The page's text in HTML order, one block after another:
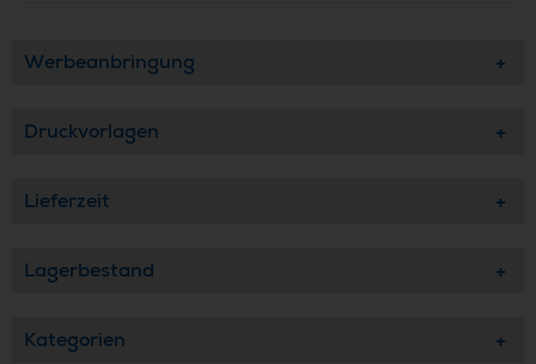
Werbeanbringung
Druckvorlagen
Lieferzeit
Lagerbestand
Kategorien